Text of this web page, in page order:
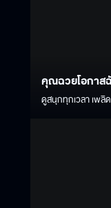
คุณฉวยโอกาส
ดูสนุกทุกเวลา เพลิ